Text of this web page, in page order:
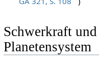
Schwerkraft
Planetensystem